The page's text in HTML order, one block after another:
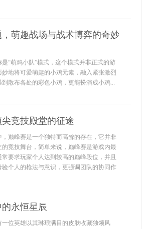
萌趣战场与战术博弈的奇妙
“萌鸡小队”模式，这个模式并非正式的游
地将可爱萌趣的小鸡元素，融入紧张激烈
散布各处的彩色小鸡，更能扮演成小鸡...
竞技殿堂的征途
巅峰赛是一个独特而高耸的存在，它并非
竞技舞台，简单来说，巅峰赛是游戏内最
要求玩家个人达到较高的巅峰段位，并且
个人的枪法与意识，更强调团队的协同作
永恒星辰
位英雄以其琳琅满目的皮肤收藏独领风